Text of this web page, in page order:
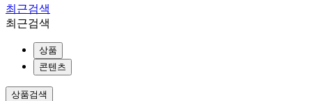
최근검색
최근검색
상품
콘텐츠
상품검색